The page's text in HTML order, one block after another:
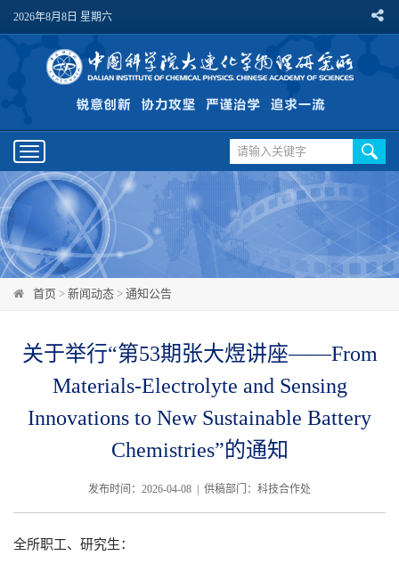
2026年8月8日 星期六
Toggle
navigation
首页 > 新闻动态 > 通知公告
关于举行“第53期张大煜讲座——From
Materials-Electrolyte and Sensing
Innovations to New Sustainable Battery
Chemistries”的通知
发布时间：2026-04-08 | 供稿部门：科技合作处
全所职工、研究生：